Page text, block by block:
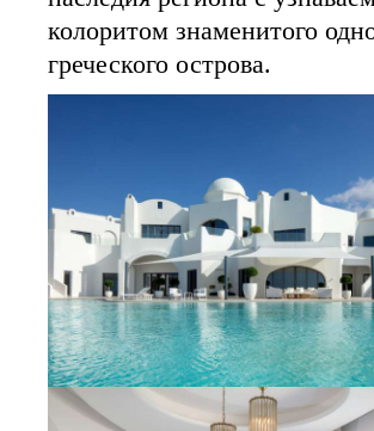
колоритом знаменитого
греческого острова.